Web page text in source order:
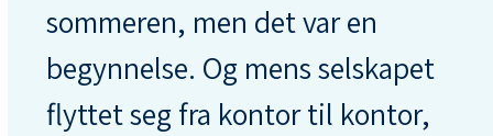
sommeren, men det var en
begynnelse. Og mens selskapet
flyttet seg fra kontor til kontor,